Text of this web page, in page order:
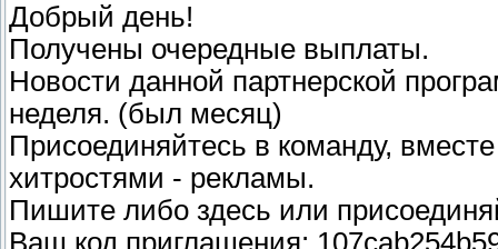
Добрый день!
Получены очередные выплаты.
Новости данной партнерской
неделя. (был месяц)
Присоединяйтесь в команду,
хитростями - рекламы.
Пишите либо здесь или
Ваш код приглашения: